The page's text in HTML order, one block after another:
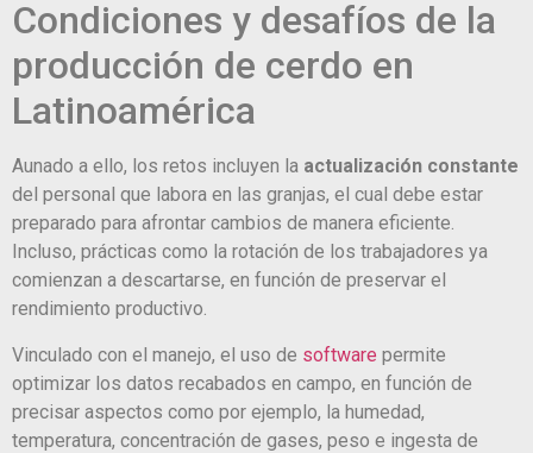
Condiciones y desafíos de la
producción de cerdo en
Latinoamérica
Aunado a ello, los retos incluyen la actualización constante
del personal que labora en las granjas, el cual debe estar
preparado para afrontar cambios de manera eficiente.
Incluso, prácticas como la rotación de los trabajadores ya
comienzan a descartarse, en función de preservar el
rendimiento productivo.
Vinculado con el manejo, el uso de software permite
optimizar los datos recabados en campo, en función de
precisar aspectos como por ejemplo, la humedad,
temperatura, concentración de gases, peso e ingesta de